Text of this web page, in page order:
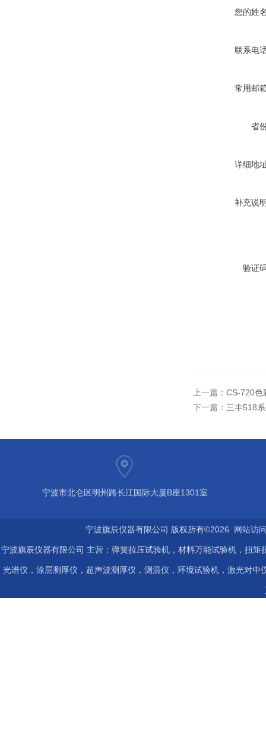
您的姓
联系电
常用邮
省
详细地
补充说
验证
上一篇： CS-720色
下一篇： 三丰518
宁波市北仑区明州路长江国际大厦B座1301室
宁波旗辰仪器有限公司 版权所有©2026 网站
宁波旗辰仪器有限公司 主营：弹簧拉压试验机，材料万能试验机，扭
光谱仪，涂层测厚仪，超声波测厚仪，测温仪，环境试验机，激光对